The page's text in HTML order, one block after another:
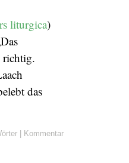
liturgica)
richtig.
das
Kommentar